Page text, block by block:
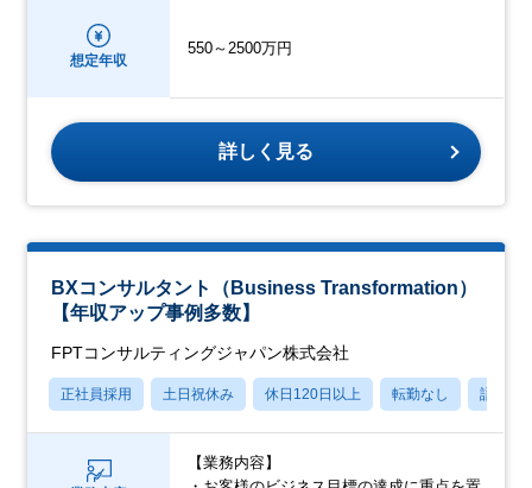
想定年収
550～2500万円
詳しく見る
BXコンサルタント（Business Transformation）
【年収アップ事例多数】
FPTコンサルティングジャパン株式会社
正社員採用 土日祝休み 休日120日以上 転勤なし 語学力
【業務内容】